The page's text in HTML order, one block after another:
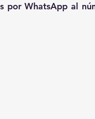
por WhatsApp al